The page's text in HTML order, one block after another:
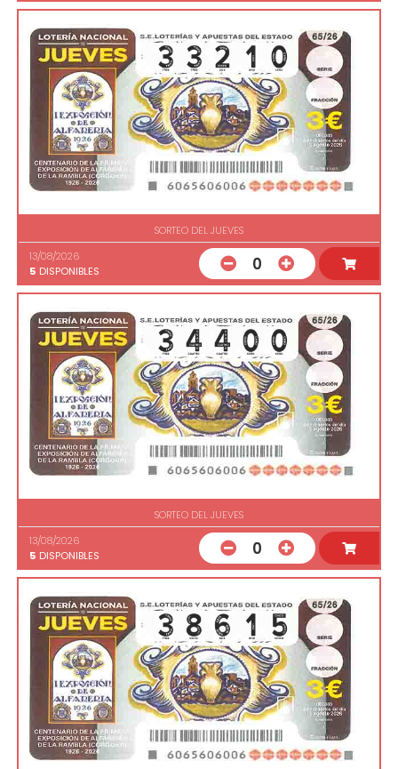
SORTEO DEL JUEVES
13/08/2026
5 DISPONIBLES 0
SORTEO DEL JUEVES
13/08/2026
5 DISPONIBLES 0